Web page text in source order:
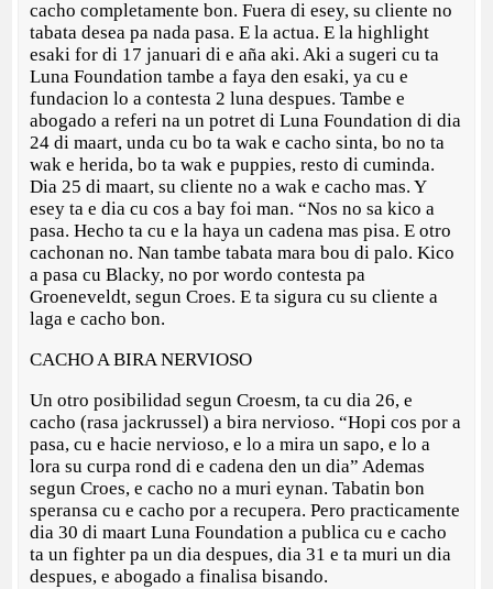
cacho completamente bon. Fuera di esey, su cliente no
tabata desea pa nada pasa. E la actua. E la highlight
esaki for di 17 januari di e aña aki. Aki a sugeri cu ta
Luna Foundation tambe a faya den esaki, ya cu e
fundacion lo a contesta 2 luna despues. Tambe e
abogado a referi na un potret di Luna Foundation di dia
24 di maart, unda cu bo ta wak e cacho sinta, bo no ta
wak e herida, bo ta wak e puppies, resto di cuminda.
Dia 25 di maart, su cliente no a wak e cacho mas. Y
esey ta e dia cu cos a bay foi man. “Nos no sa kico a
pasa. Hecho ta cu e la haya un cadena mas pisa. E otro
cachonan no. Nan tambe tabata mara bou di palo. Kico
a pasa cu Blacky, no por wordo contesta pa
Groeneveldt, segun Croes. E ta sigura cu su cliente a
laga e cacho bon.
CACHO A BIRA NERVIOSO
Un otro posibilidad segun Croesm, ta cu dia 26, e
cacho (rasa jackrussel) a bira nervioso. “Hopi cos por a
pasa, cu e hacie nervioso, e lo a mira un sapo, e lo a
lora su curpa rond di e cadena den un dia” Ademas
segun Croes, e cacho no a muri eynan. Tabatin bon
speransa cu e cacho por a recupera. Pero practicamente
dia 30 di maart Luna Foundation a publica cu e cacho
ta un fighter pa un dia despues, dia 31 e ta muri un dia
despues, e abogado a finalisa bisando.